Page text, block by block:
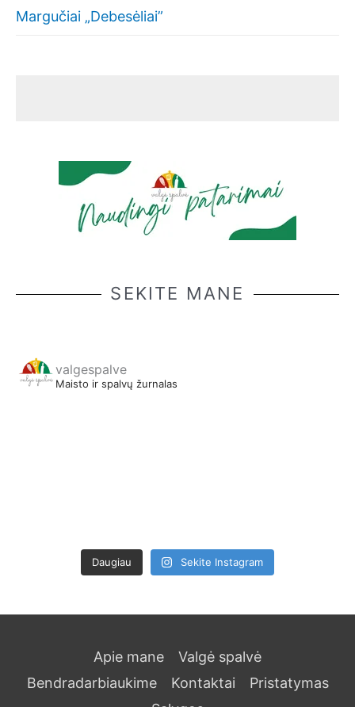
Margučiai „Debesėliai”
SEKITE MANE
valgespalve
Maisto ir spalvų žurnalas
Daugiau Sekite Instagram
Apie mane
Valgė spalvė
Bendradarbiaukime
Kontaktai
Pristatymas